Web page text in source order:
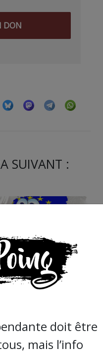
DON
SUIVANT :
doit être
mais l’info